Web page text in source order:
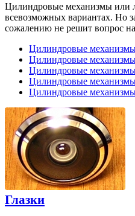
Цилиндровые механизмы или
всевозможных вариантах. Но
сожалению не решит вопрос
Цилиндровые
Цилиндровые
Цилиндровые
Цилиндровые
Цилиндровые
Глазки